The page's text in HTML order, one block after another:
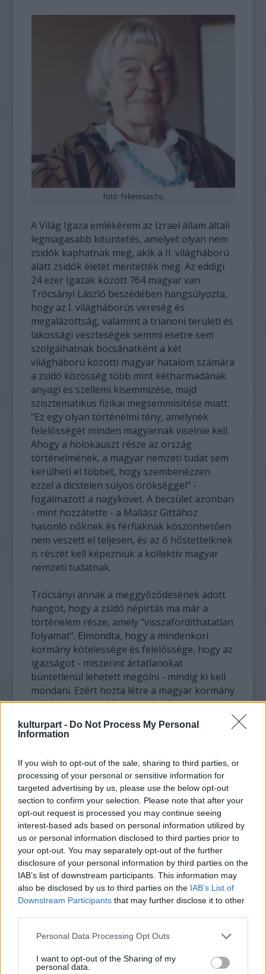
kulturpart - Do Not Process My Personal
Information
If you wish to opt-out of the sale, sharing to third parties, or
processing of your personal or sensitive information for
targeted advertising by us, please use the below opt-out
section to confirm your selection. Please note that after your
opt-out request is processed you may continue seeing
interest-based ads based on personal information utilized by
us or personal information disclosed to third parties prior to
your opt-out. You may separately opt-out of the further
disclosure of your personal information by third parties on the
IAB’s list of downstream participants. This information may
also be disclosed by us to third parties on the IAB’s List of
Downstream Participants that may further disclose it to other
Please note that this website/app uses one or more Google
not limited to your visit or usage behaviour. You may click to
grant or deny consent to Google and its third-party tags to
Personal Data Processing Opt Outs
I want to opt-out of the Sharing of my
personal data.
fotó: feketesas.hu
A Világ Igaza emlékérem az Izrael állam általi
legmagasabb kitüntetés, amelyet olyan nem
zsidók kaphatnak meg, akik a II. világháború
alatt zsidók életét mentették meg. Az eddigi
24 ezer Igazak között 764 magyar van.
Trócsányi László beszédében hangsúlyozta,
hogy az I. világháborús vereség és
megalázottság, valamint a trianoni területi és
lakossági veszteségek semmi esetre sem
szolgálhatnak bocsánatként a két
világháború közötti magyar hatalom számára
a zsidó közösség több mint kétharmadának
anyagi és szellemi kisemmizése, majd
szisztematikus fizikai megsemmisítése miatt.
"Ez egy olyan történelmi tény, amelynek
felelősségét minden magyarnak viselnie kell.
Ahogy a holokauszt része az ország
történelmének, a magyar nemzeti tudat sem
kerülheti el többet, hogy szembenézzen
ezzel a dicstelen súlyos örökséggel" -
fogalmazott a nagykövet. A becsület azonban
- mint hozzátette - a Mallász Gittához
hasonló nőknek és férfiaknak köszönhetően
nem veszett el teljesen, és az ő hőstetteiknek
is részét kell képezniük a kollektív magyar
nemzeti tudatnak.
Trócsányi annak a meggyőződésének adott
hangot, hogy a zsidó népirtás ma már a
történelem része, amely "visszafordíthatatlan
folyamat". Elmondta, hogy a mindenkori
kormány kötelessége és felelőssége, hogy az
igazságot - miszerint ártatlanokat
büntetlenül lehetett megölni - mindig ki kell
mondani. Ezért hozta létre a magyar kormány
a Holokauszt-emléknapot és a "magyar,
európai és egyetemes emberi értékekhez
hűen soha nem fogja eltűrni a
rasszizmus semmilyen formáját" - mondta a
nagykövet.Mallász Gittáról tartott
méltatásában Anne-Marie Revcolevschi a Jad
Vasem Intézet részéről arra emlékeztetett,
hogy a Világ Igaza elismerést általában egy-
egy család vagy személy megmentésért
szokták odaítélni. Mallász Gitta azonban több
mint száz zsidó nőt és gyermeket mentett
meg 1944-ben. Neve évekkel később Az
angyal válaszolcímű világsikerű művének
köszönhetően Franciaországban vált
ismertté, ahol 1960-tól 1992-ben
megjelent, eddig 24 nyelvre lefordított